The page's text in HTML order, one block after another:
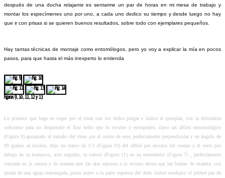
después de una ducha relajante es sentarme un par de horas en mi mesa de trabajo y
montar los especímenes uno por uno, a cada uno dedico su tiempo y desde luego no hay
que ir con prisas si se quieren buenos resultados, sobre todo con ejemplares pequeños.
Hay tantas técnicas de montaje como entomólogos, pero yo voy a explicar la mía en pocos
pasos, para que hasta el más inexperto lo entienda
Figuras 9, 10, 11, 12 y 13
Lo primero que hago es coger por el tórax con los dedos pulgar e índice al ejemplar, con la delicadeza
suficiente para no desprender el fino bello que lo recubre y estropearlo, clavo un alfiler entomológico
(Figura 9) apropiado al tamaño del tórax por el centro de este, perfectamente perpendicular y en ángulo de
90 grados al mismo, dejo un tramo de 1/3 (Figura 10) del alfiler por encima del cuerpo y el resto por
debajo de la mariposa, acto seguido, la coloco (Figura 11) en su extendedor (Figura 7) , perfectamente
centrada en la ranura y de manera que las alas reposen a la misma altura que las baldas de madera, con
ayuda de una aguja enmangada, pinza suave o la parte superior del dedo índice conduzco el primer par de